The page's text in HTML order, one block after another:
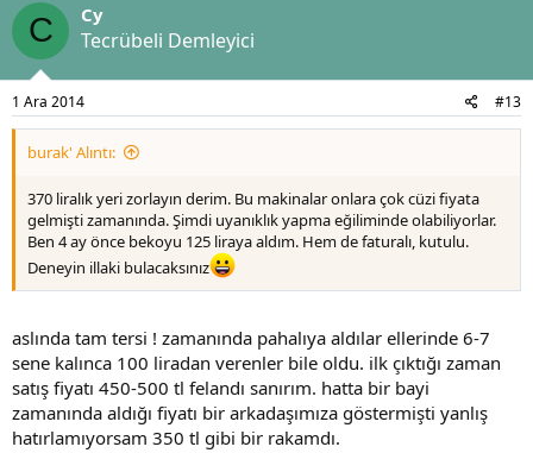
C Cy
Tecrübeli Demleyici
1 Ara 2014 #13
burak' Alıntı:
370 liralık yeri zorlayın derim. Bu makinalar onlara çok cüzi fiyata
gelmişti zamanında. Şimdi uyanıklık yapma eğiliminde olabiliyorlar.
Ben 4 ay önce bekoyu 125 liraya aldım. Hem de faturalı, kutulu.
Deneyin illaki bulacaksınız
aslında tam tersi ! zamanında pahalıya aldılar ellerinde 6-7
sene kalınca 100 liradan verenler bile oldu. ilk çıktığı zaman
satış fiyatı 450-500 tl felandı sanırım. hatta bir bayi
zamanında aldığı fiyatı bir arkadaşımıza göstermişti yanlış
hatırlamıyorsam 350 tl gibi bir rakamdı.